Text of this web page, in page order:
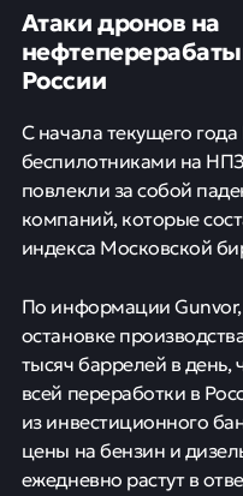
Атаки дронов на
России
С начала текущего
беспилотниками на
повлекли за собой
компаний, которые
индекса Московской
По информации
остановке
тысяч баррелей в день,
всей переработки в
из инвестиционного
цены на бензин и
ежедневно растут в